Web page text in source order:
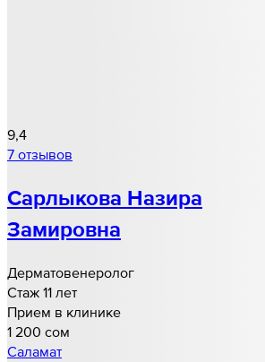
9,4
7 отзывов
Сарлыкова Назира
Замировна
Дерматовенеролог
Стаж 11 лет
Прием в клинике
1 200 cом
Саламат